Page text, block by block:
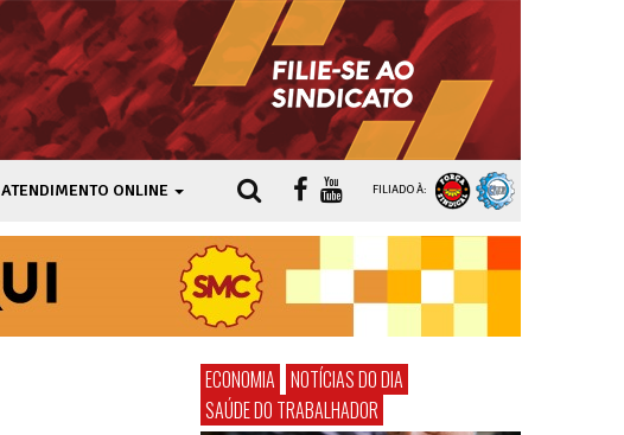
ATENDIMENTO ONLINE FILIADO À:
ECONOMIA NOTÍCIAS DO DIA
SAÚDE DO TRABALHADOR